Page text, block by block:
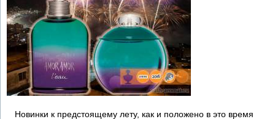
Новинки к предстоящему лету, как и положено в это время